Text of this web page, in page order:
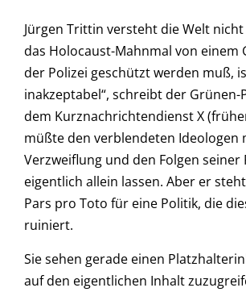
Jürgen Trittin versteht die Welt
das Holocaust-Mahnmal von einem
der Polizei geschützt werden muß,
inakzeptabel“, schreibt der
dem Kurznachrichtendienst X
müßte den verblendeten Ideologen
Verzweiflung und den Folgen seiner
eigentlich allein lassen. Aber er
Pars pro Toto für eine Politik, die
ruiniert.
Sie sehen gerade einen
auf den eigentlichen Inhalt